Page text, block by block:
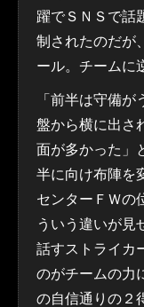
躍でＳＮＳで話
制されたのだが
ール。チームに
「前半は守備
盤から横に出さ
面が多かった」
半に向け布陣を
センターＦＷの
ういう違いが見
話すストライカ
のがチームの力
の自信通りの２